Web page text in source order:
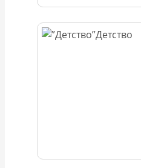
Детство